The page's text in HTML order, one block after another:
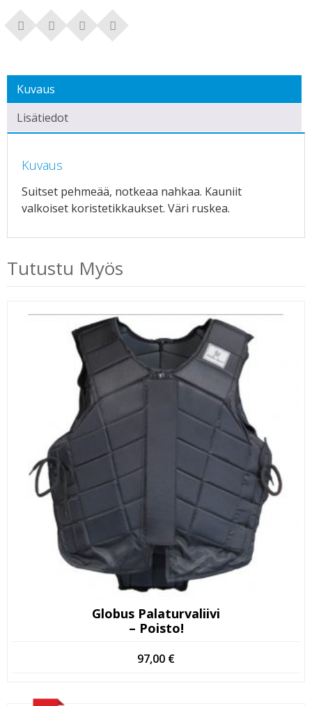
Kuvaus
Lisätiedot
Kuvaus
Suitset pehmeää, notkeaa nahkaa. Kauniit
valkoiset koristetikkaukset. Väri ruskea.
Tutustu Myös
Globus Palaturvaliivi
– Poisto!
97,00 €